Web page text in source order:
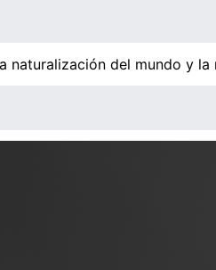
del mundo y la